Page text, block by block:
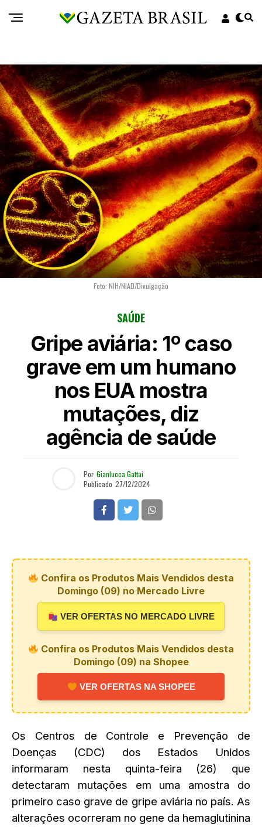
Foto: NIH/NIAD/Divulgação
SAÚDE
Gripe aviária: 1º caso
grave em um humano
nos EUA mostra
mutações, diz
agência de saúde
Por Gianlucca Gattai
Publicado 27/12/2024
Confira os Produtos Mais Vendidos desta
Domingo (09) no Mercado Livre
VER OFERTAS NO MERCADO LIVRE
Confira os Produtos Mais Vendidos desta
Domingo (09) na Shopee
VER OFERTAS NA SHOPEE
Os Centros de Controle e Prevenção de
Doenças (CDC) dos Estados Unidos
informaram nesta quinta-feira (26) que
detectaram mutações em uma amostra do
primeiro caso grave de gripe aviária no país. As
alterações ocorreram no gene da hemaglutinina